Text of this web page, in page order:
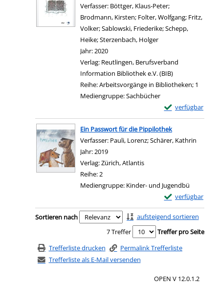
Verfasser: Böttger, Klaus-Peter;
Brodmann, Kirsten; Folter, Wolfgang; Fritz,
Volker;Sablowski, Friederike;Schepp,
Heike;Sterzenbach, Holger
Jahr:2020
Verlag: Reutlingen, Berufsverband
Information Bibliothek e.V. (BIB)
Reihe:Arbeitsvorgänge in Bibliotheken; 1
Mediengruppe:Sachbücher
verfügbar
Exemplar-Details
Zum Download
Ein Passwort für die Pippilothek
Verfasser: Pauli, Lorenz;Schärer, Kathrin
Jahr:2019
Verlag:Zürich, Atlantis
Reihe:2
Mediengruppe: Kinder- und Jugendbü
verfügbar
Exemplar-Details
Zum Download
Zu den Suchfiltern springen
Sortieren nach
aufsteigend sortieren
7 Treffer
Treffer pro Seite
Trefferliste drucken
Permalink Trefferliste
Trefferliste als E-Mail versenden
OPEN V 12.0.1.2